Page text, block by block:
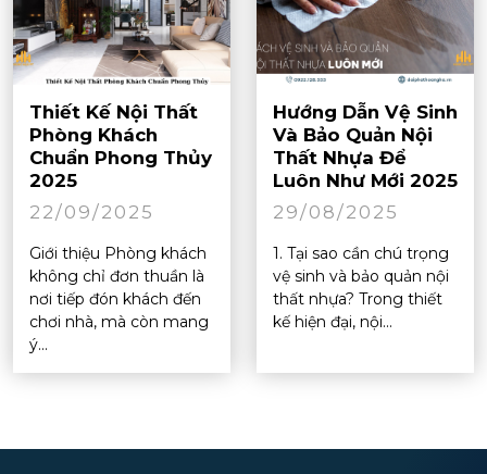
Thiết Kế Nội Thất
Phòng Khách
Chuẩn Phong Thủy
2025
22/09/2025
Giới thiệu Phòng khách
không chỉ đơn thuần là
nơi tiếp đón khách đến
chơi nhà, mà còn mang
ý...
Hướng Dẫn Vệ Sinh
Và Bảo Quản Nội
Thất Nhựa Để
Luôn Như Mới 2025
29/08/2025
1. Tại sao cần chú trọng
vệ sinh và bảo quản nội
thất nhựa? Trong thiết
kế hiện đại, nội...